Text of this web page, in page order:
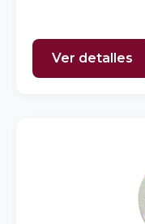
Ver detalles